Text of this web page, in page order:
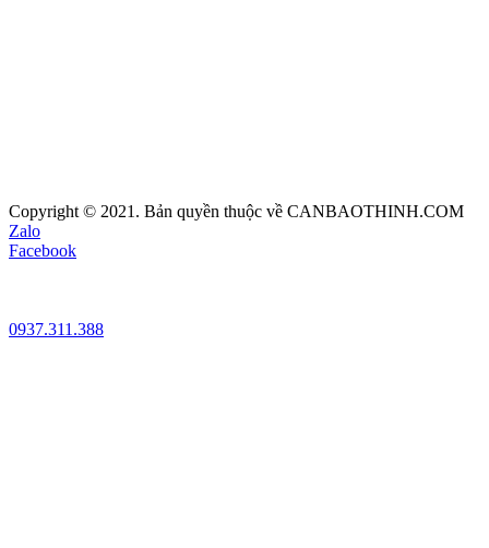
Copyright © 2021. Bản quyền thuộc về CANBAOTHINH.COM
Zalo
Facebook
0937.311.388